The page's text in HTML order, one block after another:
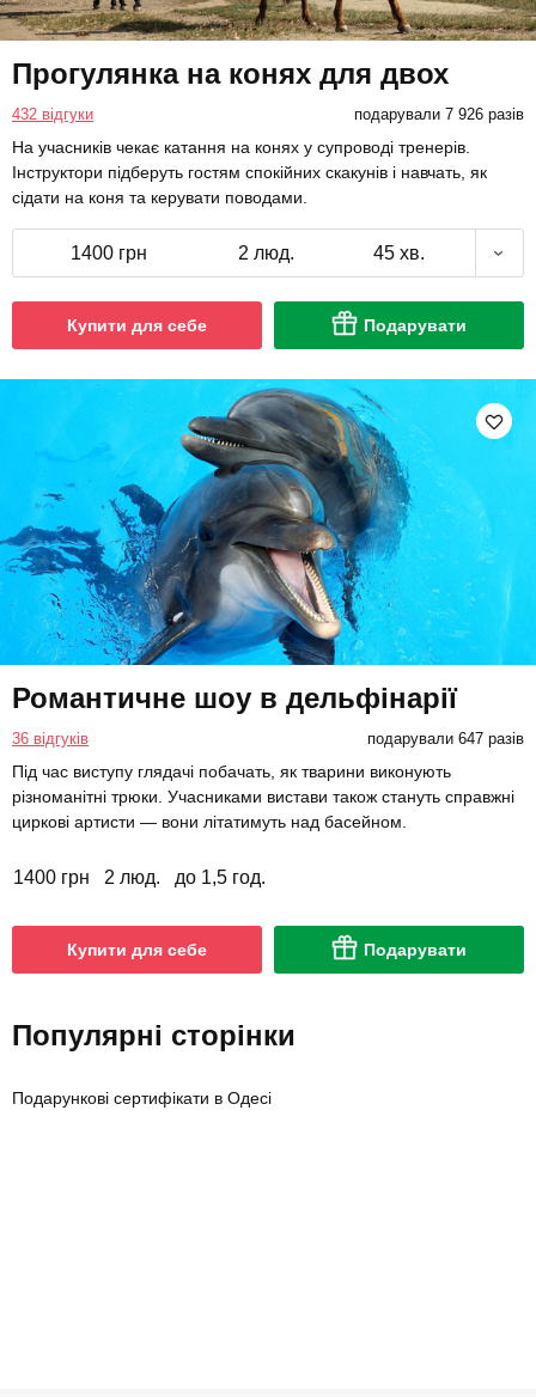
Прогулянка на конях для двох
432 відгуки подарували 7 926 разів
На учасників чекає катання на конях у супроводі тренерів.
Інструктори підберуть гостям спокійних скакунів і навчать, як
сідати на коня та керувати поводами.
1400 грн 2 люд. 45 хв.
Купити для себе Подарувати
Романтичне шоу в дельфінарії
36 відгуків подарували 647 разів
Під час виступу глядачі побачать, як тварини виконують
різноманітні трюки. Учасниками вистави також стануть справжні
циркові артисти — вони літатимуть над басейном.
1400 грн 2 люд. до 1,5 год.
Купити для себе Подарувати
Популярні сторінки
Подарункові сертифікати в Одесі